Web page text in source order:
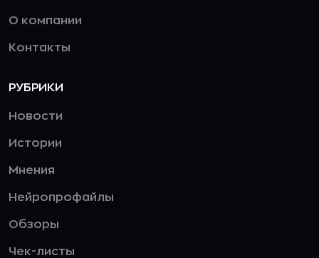
О компании
Контакты
РУБРИКИ
Новости
Истории
Мнения
Нейропрофайлы
Обзоры
Чек-листы